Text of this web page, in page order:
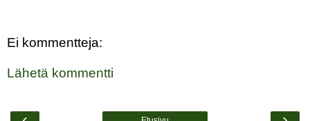
Ei kommentteja:
Lähetä kommentti